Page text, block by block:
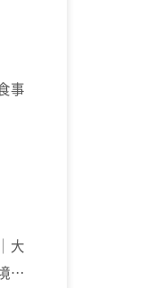
事
大
の